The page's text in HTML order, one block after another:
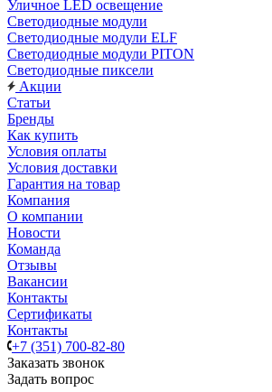
Уличное LED освещение
Светодиодные модули
Светодиодные модули ELF
Светодиодные модули PITON
Светодиодные пиксели
Акции
Статьи
Бренды
Как купить
Условия оплаты
Условия доставки
Гарантия на товар
Компания
О компании
Новости
Команда
Отзывы
Вакансии
Контакты
Сертификаты
Контакты
+7 (351) 700-82-80
Заказать звонок
Задать вопрос